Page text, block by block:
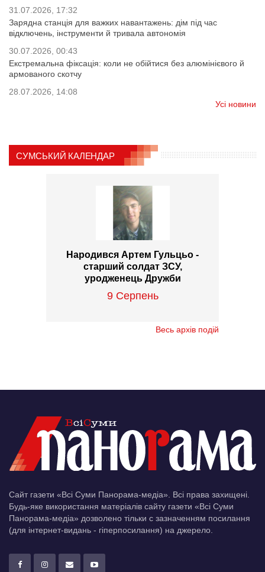
31.07.2026, 17:32
Зарядна станція для важких навантажень: дім під час
відключень, інструменти й тривала автономія
30.07.2026, 00:43
Екстремальна фіксація: коли не обійтися без алюмінієвого й
армованого скотчу
28.07.2026, 14:08
Усі новини
СУМСЬКИЙ КАЛЕНДАР
Народився Артем Гульцьо -
старший солдат ЗСУ,
уродженець Дружби
9 Серпень
Весь архів подій
Сайт газети «Всі Суми Панорама-медіа». Всі права захищені.
Будь-яке використання матеріалів сайту газети «Всі Суми
Панорама-медіа» дозволено тільки c зазначенням посилання
(для інтернет-видань - гіперпосилання) на джерело.